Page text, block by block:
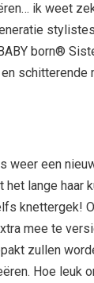
ik weet
born®
schitterende
weer een
lange haar
knettergek!
mee te
zullen
Hoe leuk